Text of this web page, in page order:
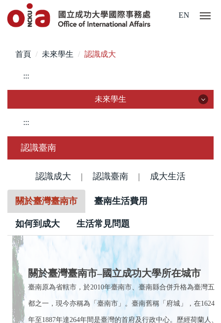
到
EN
首頁 未來學生 認識成大
:::
未來學生
認識成大
僑港澳學位生
大陸學位生
境外學生身份判定
雙聯學位生
短期交流
:::
認識臺南
認識成大 | 認識臺南 | 成大生活
關於臺灣臺南市 臺南生活費用
如何到成大 生活常見問題
關於臺灣臺南市–國立成功大學所在城市
臺南原為省轄市，於2010年臺南市、臺南縣合併升格為臺灣五
都之一，現今亦稱為「臺南市」。臺南舊稱「府城」，在1624
年至1887年達264年間是臺灣的首府及行政中心。歷經荷蘭人、